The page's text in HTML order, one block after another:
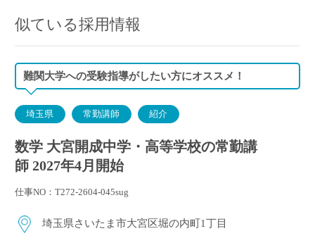
似ている採用情報
難関大学への受験指導がしたい方にオススメ！
埼玉県 常勤講師 紹介
数学 大宮開成中学・高等学校の常勤講
師 2027年4月開始
仕事NO：T272-2604-045sug
埼玉県さいたま市大宮区堀の内町1丁目